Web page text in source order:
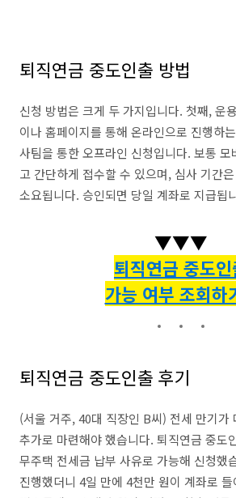
퇴직연금 중도인출 방법
신청 방법은 크게 두 가지입니다. 첫째, 운
이나 홈페이지를 통해 온라인으로 진행하
사팀을 통한 오프라인 신청입니다. 보통 모
고 간단하게 접수할 수 있으며, 심사 기간
소요됩니다. 승인되면 당일 계좌로 지급됩
▼▼▼
퇴직연금 중도인
가능 여부 조회하
퇴직연금 중도인출 후기
(서울 거주, 40대 직장인 B씨) 전세 만기가
추가로 마련해야 했습니다. 퇴직연금 중도
무주택 전세금 납부 사유로 가능해 신청했
진행했더니 4일 만에 4천만 원이 계좌로